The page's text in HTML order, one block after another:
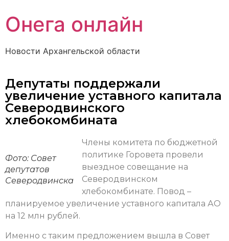
Онега онлайн
Новости Архангельской области
Депутаты поддержали
увеличение уставного капитала
Северодвинского
хлебокомбината
Фото: Совет
депутатов
Северодвинска
Члены комитета по бюджетной
политике Горовета провели
выездное совещание на
Северодвинском
хлебокомбинате. Повод –
планируемое увеличение уставного капитала АО
на 12 млн рублей.
Именно с таким предложением вышла в Совет